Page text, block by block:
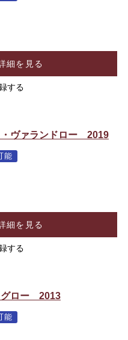
細を見る
する
・ヴァランドロー 2019
能
細を見る
する
グロー 2013
能